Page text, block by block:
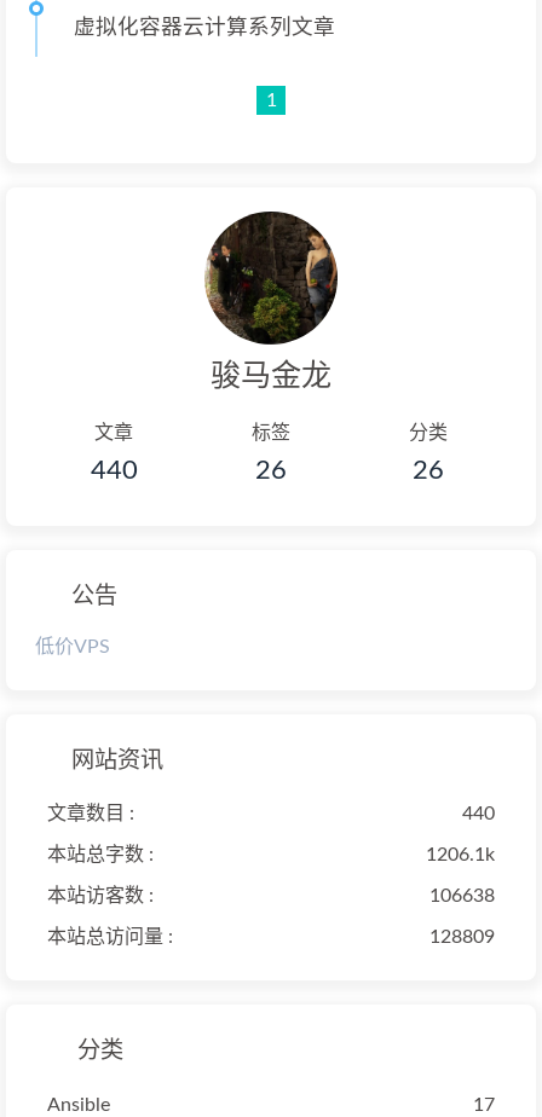
虚拟化容器云计算系列文章
1
骏马金龙
文章
440
标签
26
分类
26
公告
低价VPS
分类
Ansible 17
网站资讯
文章数目 : 440
本站总字数 : 1206.1k
本站访客数 : 106638
本站总访问量 : 128809